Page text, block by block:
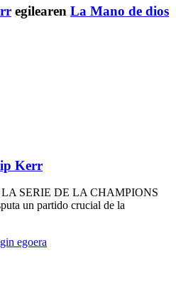
egilearen La Mano de dios
Kerr
SERIE DE LA CHAMPIONS
un partido crucial de la
egoera